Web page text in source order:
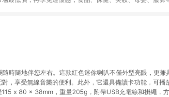
時隨地伴您左右。這款紅色迷你喇叭不僅外型亮眼，更兼
，享受無線音樂的便利。此外，它還具備讀卡功能，可播
115 x 80 x 38mm，重量205g，附帶USB充電線和掛繩，